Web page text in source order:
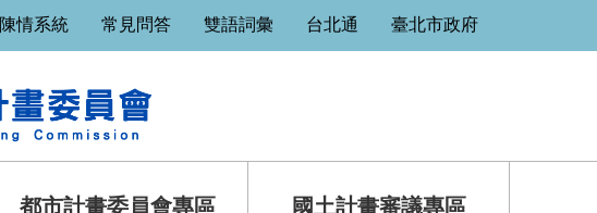
陳情系統 常見問答 雙語詞彙 台北通 臺北市政府
都市計畫委員會專區 國土計畫審議專區